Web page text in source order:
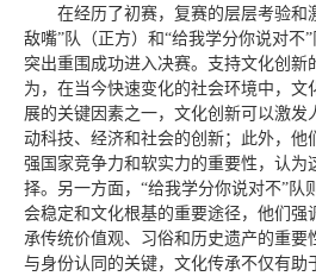
在经历了初赛，复赛的层层考验和
敌嘴”队（正方）和“给我学分你说对不
突出重围成功进入决赛。支持文化创新
为，在当今快速变化的社会环境中，文
展的关键因素之一，文化创新可以激发
动科技、经济和社会的创新；此外，他
强国家竞争力和软实力的重要性，认为
择。另一方面，“给我学分你说对不”队
会稳定和文化根基的重要途径，他们强
承传统价值观、习俗和历史遗产的重要
与身份认同的关键，文化传承不仅有助